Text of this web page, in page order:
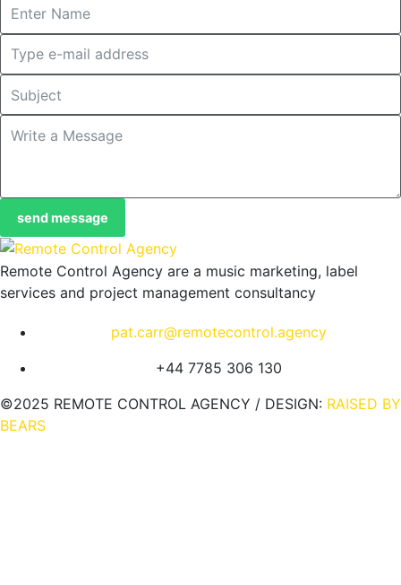
send message
Remote Control Agency are a music marketing, label
services and project management consultancy
pat.carr@remotecontrol.agency
+44 7785 306 130
©2025 REMOTE CONTROL AGENCY / DESIGN: RAISED BY
BEARS